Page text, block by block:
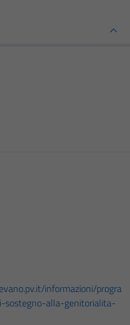
informazioni/progra
alla-genitorialita-